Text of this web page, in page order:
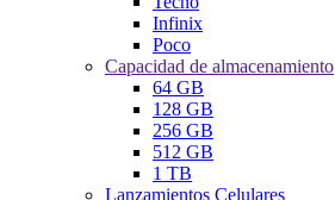
Infinix
Poco
Capacidad de almacenamiento
64 GB
128 GB
256 GB
512 GB
1 TB
Lanzamientos Celulares